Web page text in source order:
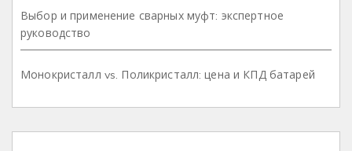
Выбор и применение сварных муфт: экспертное
руководство
Монокристалл vs. Поликристалл: цена и КПД батарей